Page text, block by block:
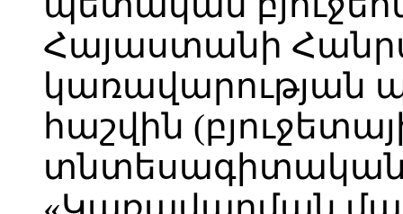
Հայաստանի
կառավարության
հաշվին